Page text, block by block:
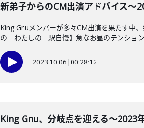
新弟子からのCM出演アドバイス～
King Gnuメンバーが多々CM出演を果たす中
の わたしの 駅自慢】急なお昼のテンション
2023.10.06 |00:28:12
King Gnu、分岐点を迎える～2023